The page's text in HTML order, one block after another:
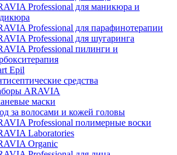
Professional для маникюра и
Professional для парафинотерапии
Professional для шугаринга
Professional пилинги и
Epil
средства
ARAVIA
маски
за волосами и кожей головы
Professional полимерные воски
Laboratories
Organic